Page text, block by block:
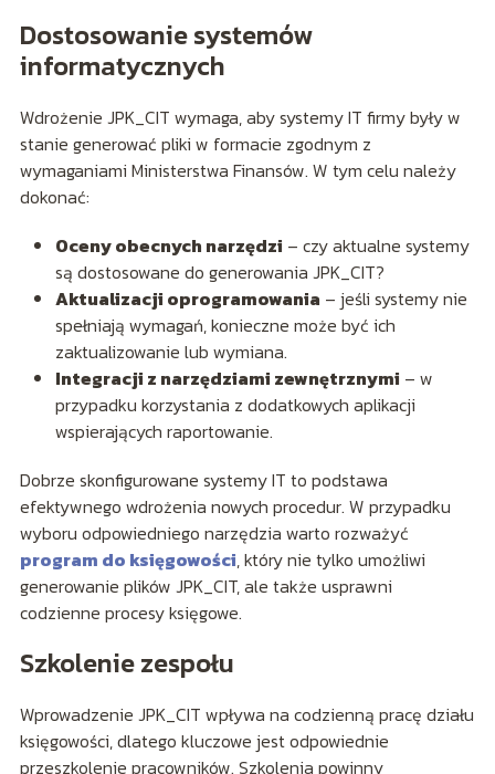
Dostosowanie systemów
informatycznych
Wdrożenie JPK_CIT wymaga, aby systemy IT firmy były w
stanie generować pliki w formacie zgodnym z
wymaganiami Ministerstwa Finansów. W tym celu należy
dokonać:
Oceny obecnych narzędzi – czy aktualne systemy
są dostosowane do generowania JPK_CIT?
Aktualizacji oprogramowania – jeśli systemy nie
spełniają wymagań, konieczne może być ich
zaktualizowanie lub wymiana.
Integracji z narzędziami zewnętrznymi – w
przypadku korzystania z dodatkowych aplikacji
wspierających raportowanie.
Dobrze skonfigurowane systemy IT to podstawa
efektywnego wdrożenia nowych procedur. W przypadku
wyboru odpowiedniego narzędzia warto rozważyć
program do księgowości, który nie tylko umożliwi
generowanie plików JPK_CIT, ale także usprawni
codzienne procesy księgowe.
Szkolenie zespołu
Wprowadzenie JPK_CIT wpływa na codzienną pracę działu
księgowości, dlatego kluczowe jest odpowiednie
przeszkolenie pracowników. Szkolenia powinny